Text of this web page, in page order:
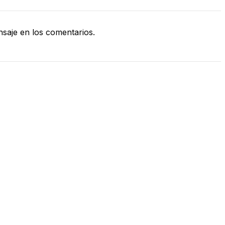
en los comentarios.